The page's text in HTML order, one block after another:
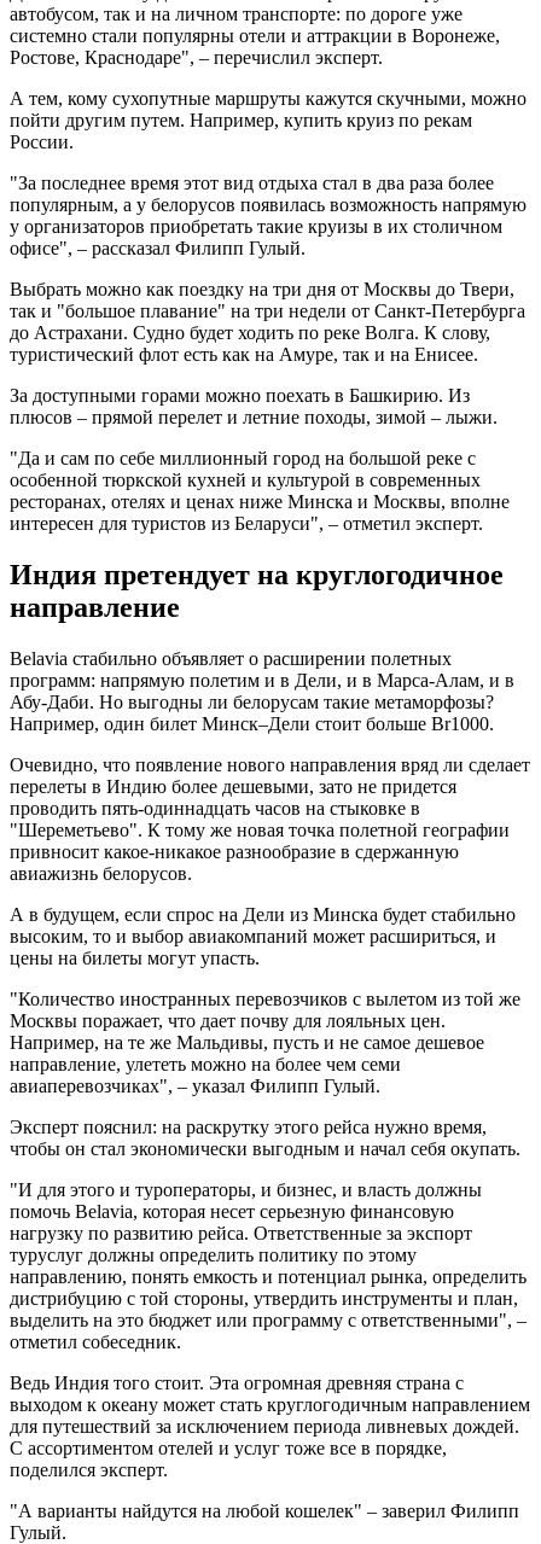
автобусом, так и на личном транспорте: по дороге уже
системно стали популярны отели и аттракции в Воронеже,
Ростове, Краснодаре", – перечислил эксперт.
А тем, кому сухопутные маршруты кажутся скучными, можно
пойти другим путем. Например, купить круиз по рекам
России.
"За последнее время этот вид отдыха стал в два раза более
популярным, а у белорусов появилась возможность напрямую
у организаторов приобретать такие круизы в их столичном
офисе", – рассказал Филипп Гулый.
Выбрать можно как поездку на три дня от Москвы до Твери,
так и "большое плавание" на три недели от Санкт-Петербурга
до Астрахани. Судно будет ходить по реке Волга. К слову,
туристический флот есть как на Амуре, так и на Енисее.
За доступными горами можно поехать в Башкирию. Из
плюсов – прямой перелет и летние походы, зимой – лыжи.
"Да и сам по себе миллионный город на большой реке с
особенной тюркской кухней и культурой в современных
ресторанах, отелях и ценах ниже Минска и Москвы, вполне
интересен для туристов из Беларуси", – отметил эксперт.
Индия претендует на круглогодичное
направление
Belavia стабильно объявляет о расширении полетных
программ: напрямую полетим и в Дели, и в Марса-Алам, и в
Абу-Даби. Но выгодны ли белорусам такие метаморфозы?
Например, один билет Минск–Дели стоит больше Br1000.
Очевидно, что появление нового направления вряд ли сделает
перелеты в Индию более дешевыми, зато не придется
проводить пять-одиннадцать часов на стыковке в
"Шереметьево". К тому же новая точка полетной географии
привносит какое-никакое разнообразие в сдержанную
авиажизнь белорусов.
А в будущем, если спрос на Дели из Минска будет стабильно
высоким, то и выбор авиакомпаний может расшириться, и
цены на билеты могут упасть.
"Количество иностранных перевозчиков с вылетом из той же
Москвы поражает, что дает почву для лояльных цен.
Например, на те же Мальдивы, пусть и не самое дешевое
направление, улететь можно на более чем семи
авиаперевозчиках", – указал Филипп Гулый.
Эксперт пояснил: на раскрутку этого рейса нужно время,
чтобы он стал экономически выгодным и начал себя окупать.
"И для этого и туроператоры, и бизнес, и власть должны
помочь Belavia, которая несет серьезную финансовую
нагрузку по развитию рейса. Ответственные за экспорт
туруслуг должны определить политику по этому
направлению, понять емкость и потенциал рынка, определить
дистрибуцию с той стороны, утвердить инструменты и план,
выделить на это бюджет или программу с ответственными", –
отметил собеседник.
Ведь Индия того стоит. Эта огромная древняя страна с
выходом к океану может стать круглогодичным направлением
для путешествий за исключением периода ливневых дождей.
С ассортиментом отелей и услуг тоже все в порядке,
поделился эксперт.
"А варианты найдутся на любой кошелек" – заверил Филипп
Гулый.